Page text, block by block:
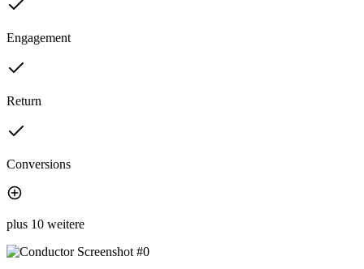
Engagement
Return
Conversions
plus 10 weitere